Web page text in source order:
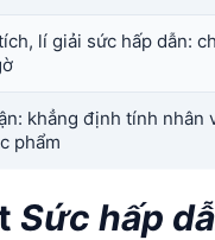
lí giải sức hấp dẫn:
khẳng định tính nhân
phẩm
Sức hấp